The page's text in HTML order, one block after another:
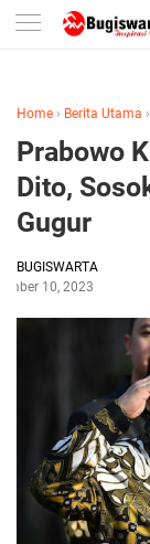
-->
Home › Berita Utama ›
Prabowo
Dito,
Gugur
BUGISWARTA
10, 2023